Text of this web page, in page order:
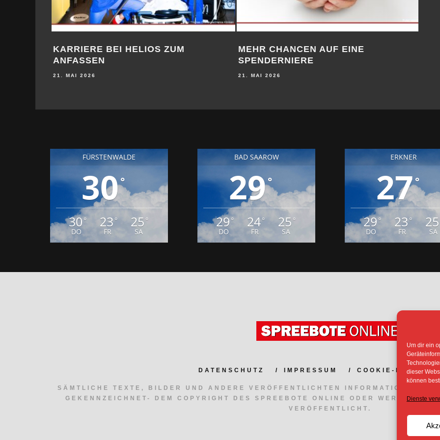
Um dir ein
dieser
können
Dienste
KARRIERE BEI HELIOS ZUM
ANFASSEN
21. MAI 2026
MEHR CHANCEN AUF EINE
SPENDERNIERE
21. MAI 2026
FÜRSTENWALDE
30°
30°
DO
23°
FR
25 °
SA
BAD SAAROW
29°
29°
DO
24°
FR
25 °
SA
ERKNER
27°
29°
DO
23°
FR
25
SA
DATENSCHUTZ IMPRESSUM COOKIE-
SÄMTLICHE TEXTE, BILDER UND ANDERE VERÖFFENTLICHTEN INFORMATIONEN
GEKENNZEICHNET- DEM COPYRIGHT DES SPREEBOTE ONLINE ODER WERDEN
VERÖFFENTLICHT.